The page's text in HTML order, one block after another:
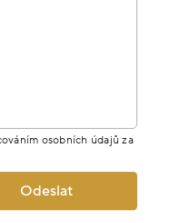
osobních údajů za
Odeslat